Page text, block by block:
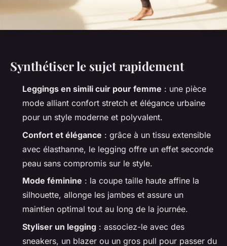
Synthétiser le sujet rapidement
Leggings en simili cuir pour femme : une pièce
mode alliant confort stretch et élégance urbaine
pour un style moderne et polyvalent.
Confort et élégance : grâce à un tissu extensible
avec élasthanne, le legging offre un effet seconde
peau sans compromis sur le style.
Mode féminine : la coupe taille haute affine la
silhouette, allonge les jambes et assure un
maintien optimal tout au long de la journée.
Styliser un legging : associez-le avec des
sneakers, un blazer ou un gros pull pour passer du